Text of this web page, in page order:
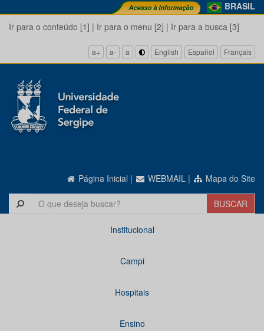
BRASIL
Ir para o conteúdo [1] | Ir para o menu [2] | Ir para a busca [3]
a+ a- a English Español Français
Página Inicial | WEBMAIL | Mapa do Site
Institucional
Campi
Hospitais
Ensino